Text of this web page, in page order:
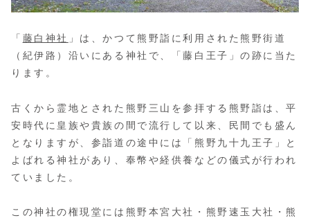
「 藤白神社 」は、かつて熊野詣に利用された熊野街道
（紀伊路）沿いにある神社で、「藤白王子」の跡に当た
ります。
古くから霊地とされた熊野三山を参拝する熊野詣は、平
安時代に皇族や貴族の間で流行して以来、民間でも盛ん
となりますが、参詣道の途中には「熊野九十九王子」と
よばれる神社があり、奉幣や経供養などの儀式が行われ
ていました。
この神社の権現堂には熊野本宮大社・熊野速玉大社・熊